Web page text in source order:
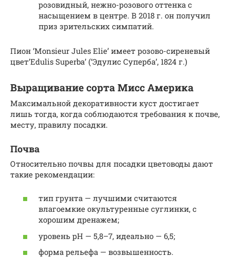
розовидный, нежно-розового оттенка с
насыщением в центре. В 2018 г. он получил
приз зрительских симпатий.
Пион ‘Monsieur Jules Elie’ имеет розово-сиреневый
цвет’Edulis Superba’ (‘Эдулис Суперба’, 1824 г.)
Выращивание сорта Мисс Америка
Максимальной декоративности куст достигает
лишь тогда, когда соблюдаются требования к почве,
месту, правилу посадки.
Почва
Относительно почвы для посадки цветоводы дают
такие рекомендации:
тип грунта — лучшими считаются
влагоемкие окультуренные суглинки, с
хорошим дренажем;
уровень рН — 5,8–7, идеально — 6,5;
форма рельефа — возвышенность.